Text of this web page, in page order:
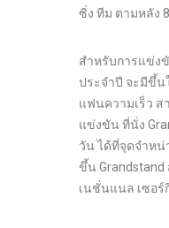
ซิ่ง ทีม ตามหลัง
สำหรับการแข่ง
ประจำปี จะมีขึ้น
แฟนความเร็ว ส
แข่งขัน ที่นั่ง
วัน ได้ที่จุดจำห
ขึ้น Grandstand
เนชั่นแนล เซอร์